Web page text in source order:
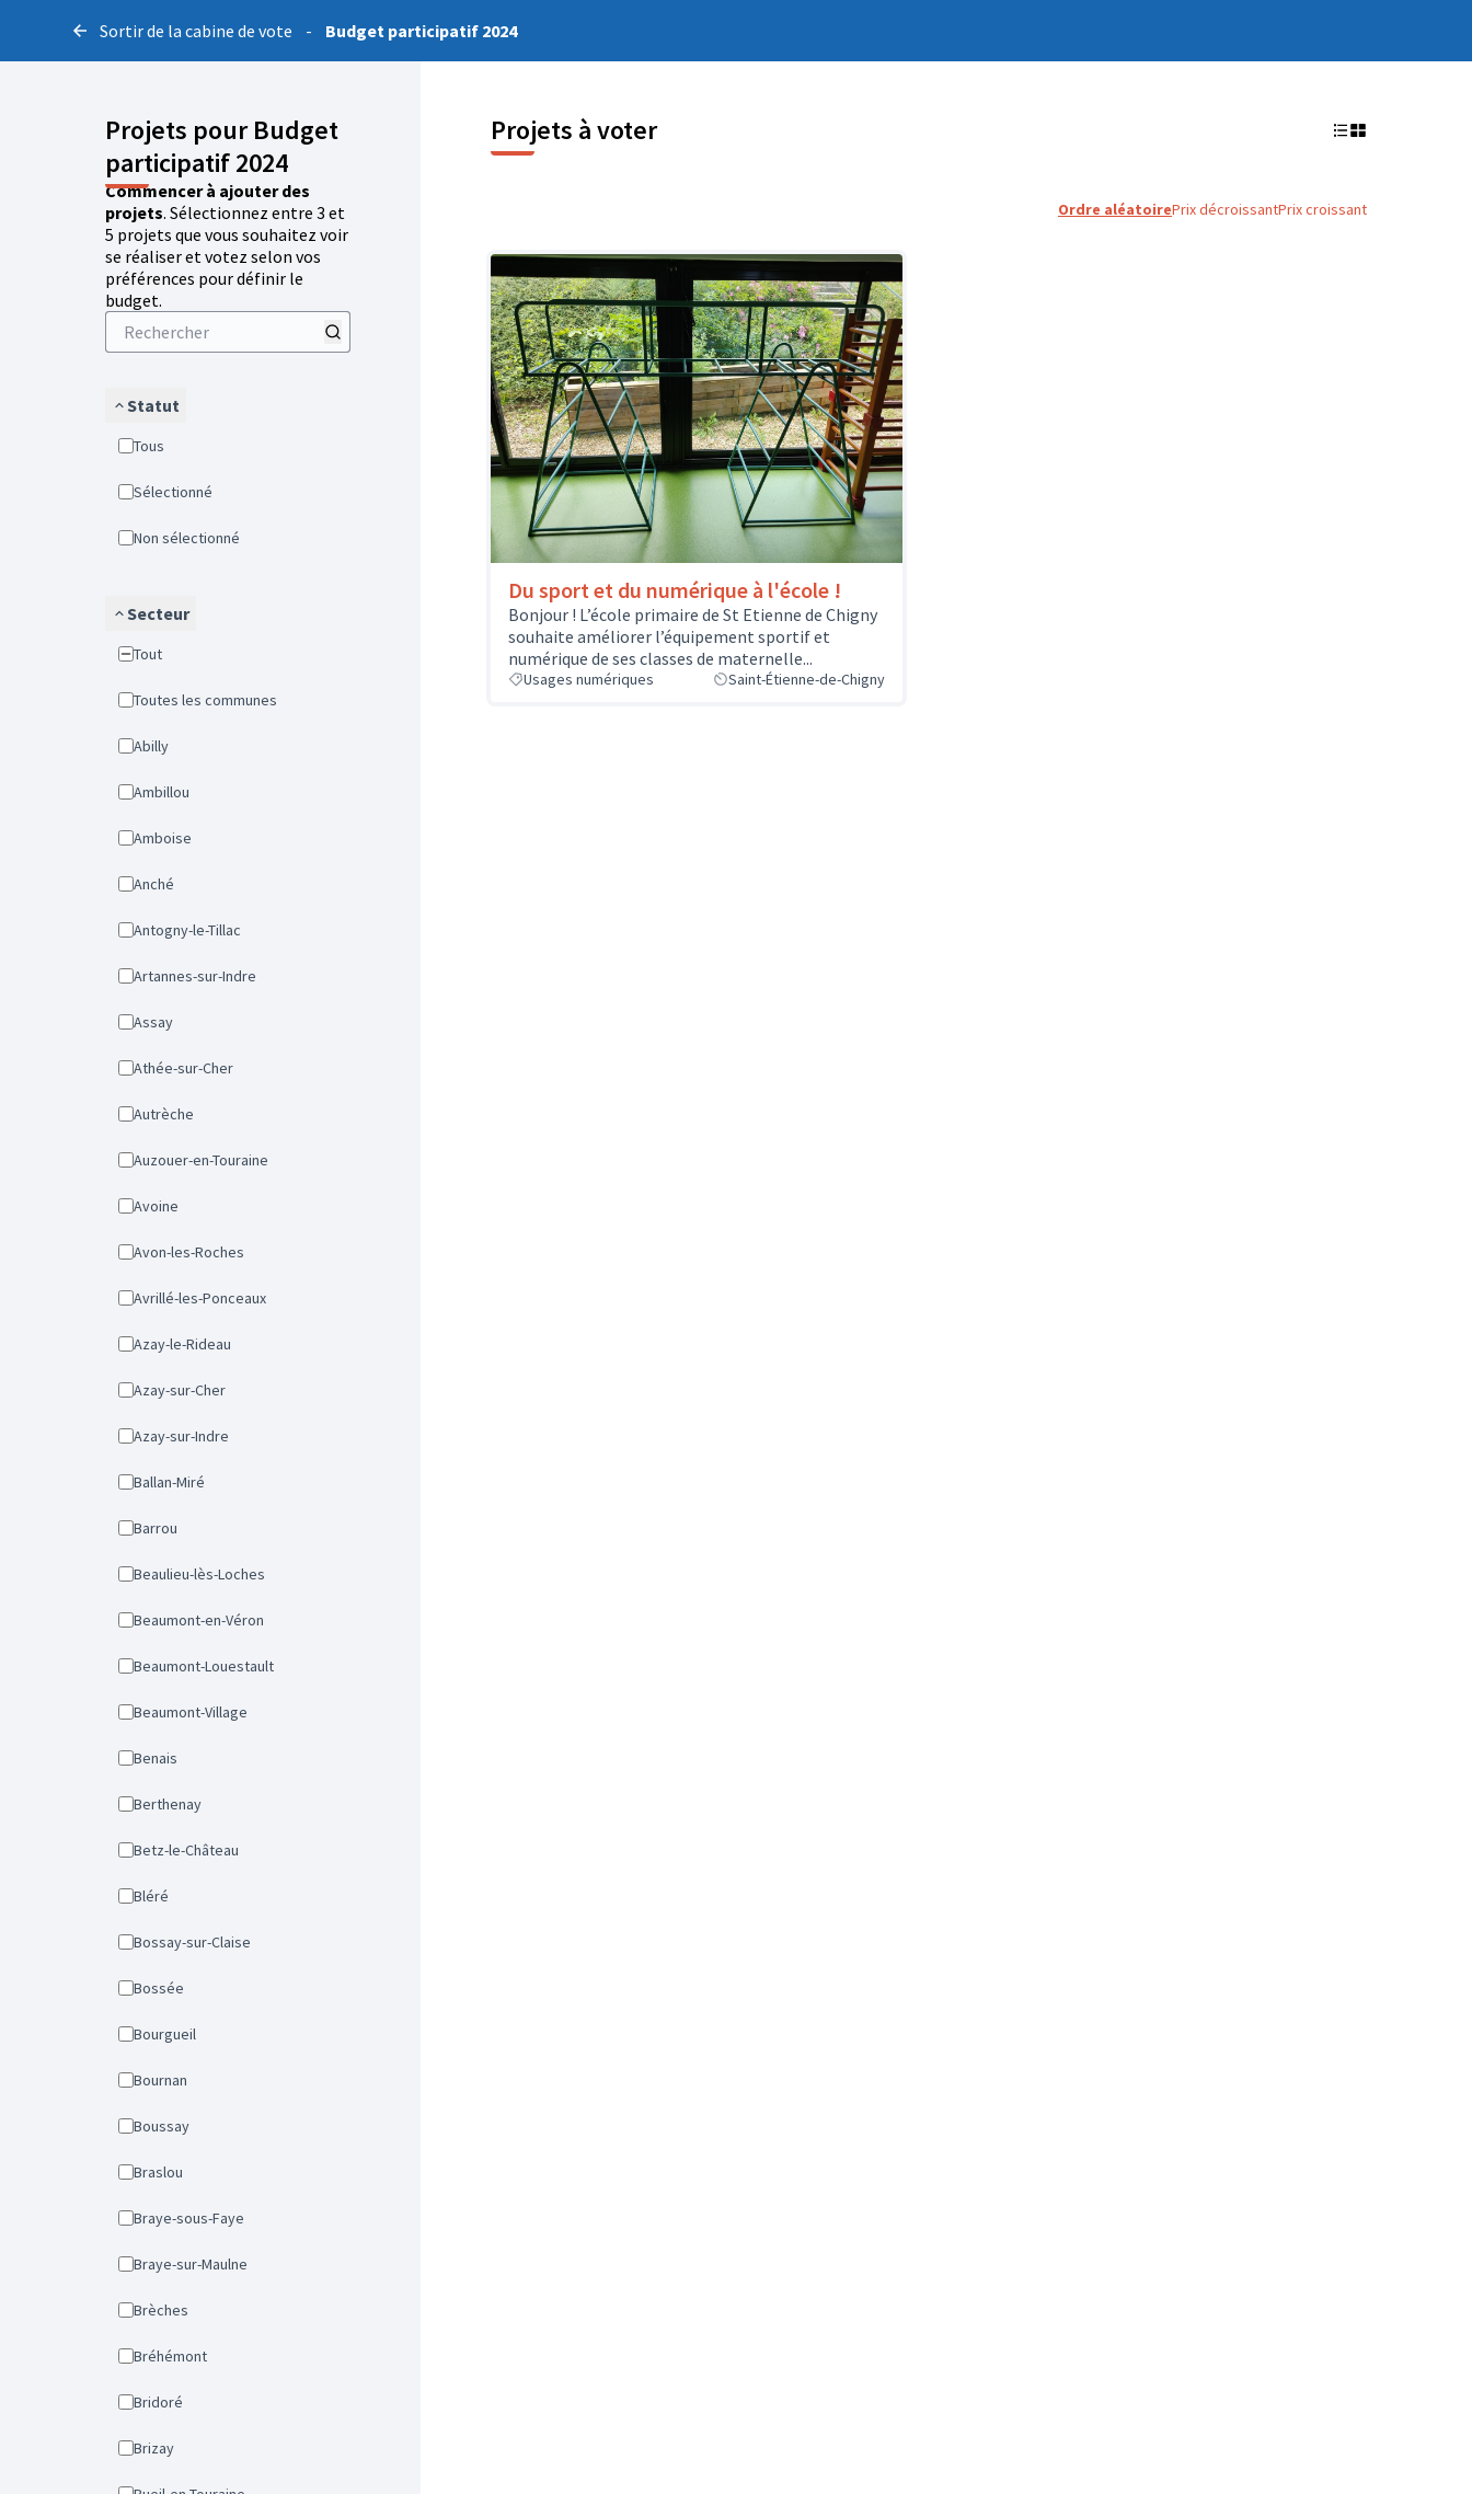
Sortir de la cabine de vote - Budget participatif 2024
Projets pour Budget
participatif 2024
Commencer à ajouter des
projets. Sélectionnez entre 3 et
5 projets que vous souhaitez voir
se réaliser et votez selon vos
préférences pour définir le
budget.
Statut
Tous
Sélectionné
Non sélectionné
Secteur
Tout
Toutes les communes
Abilly
Ambillou
Amboise
Anché
Antogny-le-Tillac
Artannes-sur-Indre
Assay
Athée-sur-Cher
Autrèche
Auzouer-en-Touraine
Avoine
Avon-les-Roches
Avrillé-les-Ponceaux
Azay-le-Rideau
Azay-sur-Cher
Azay-sur-Indre
Ballan-Miré
Barrou
Beaulieu-lès-Loches
Beaumont-en-Véron
Beaumont-Louestault
Beaumont-Village
Benais
Berthenay
Betz-le-Château
Bléré
Bossay-sur-Claise
Bossée
Bourgueil
Bournan
Boussay
Braslou
Braye-sous-Faye
Braye-sur-Maulne
Brèches
Bréhémont
Bridoré
Brizay
Projets à voter
Ordre aléatoirePrix décroissantPrix croissant
Du sport et du numérique à l'école !
Bonjour ! L’école primaire de St Etienne de Chigny
souhaite améliorer l’équipement sportif et
numérique de ses classes de maternelle...
Usages numériques Saint-Étienne-de-Chigny